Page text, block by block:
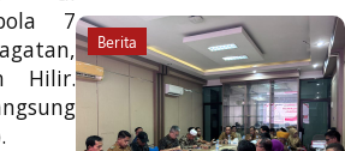
7
Hilir.
Berita